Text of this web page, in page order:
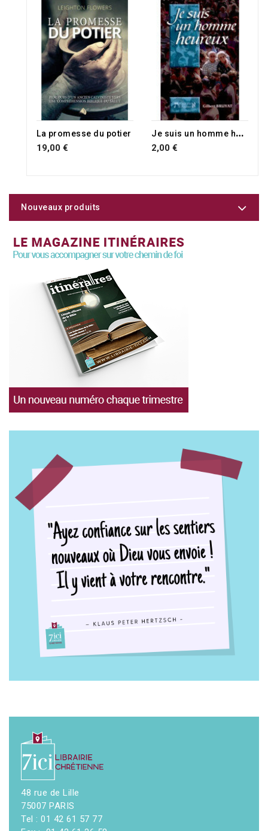
La promesse du potier
19,00 €
J
e suis un homme heureux
2,00 €
Nouveaux produits
48 rue de Lille
75007 PARIS
Tel : 01 42 61 57 77